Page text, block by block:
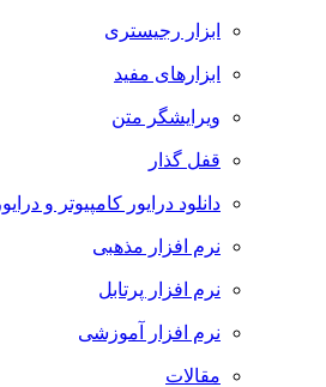
ابزار رجیستری
ابزارهای مفید
ویرایشگر متن
قفل گذار
دانلود درایور کامپیوتر و
نرم افزار مذهبی
نرم افزار پرتابل
نرم افزار آموزشی
مقالات